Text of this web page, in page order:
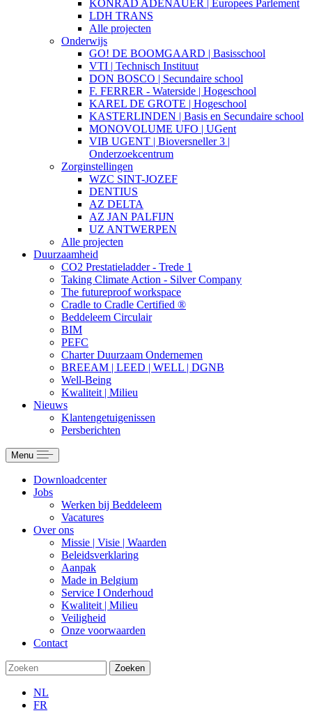
KONRAD ADENAUER | Europees Parlement
LDH TRANS
Alle projecten
Onderwijs
GO! DE BOOMGAARD | Basisschool
VTI | Technisch Instituut
DON BOSCO | Secundaire school
F. FERRER - Waterside | Hogeschool
KAREL DE GROTE | Hogeschool
KASTERLINDEN | Basis en Secundaire school
MONOVOLUME UFO | UGent
VIB UGENT | Bioversneller 3 |
Onderzoekcentrum
Zorginstellingen
WZC SINT-JOZEF
DENTIUS
AZ DELTA
AZ JAN PALFIJN
UZ ANTWERPEN
Alle projecten
Duurzaamheid
CO2 Prestatieladder - Trede 1
Taking Climate Action - Silver Company
The futureproof workspace
Cradle to Cradle Certified ®
Beddeleem Circulair
BIM
PEFC
Charter Duurzaam Ondernemen
BREEAM | LEED | WELL | DGNB
Well-Being
Kwaliteit | Milieu
Nieuws
Klantengetuigenissen
Persberichten
Menu
Downloadcenter
Jobs
Werken bij Beddeleem
Vacatures
Over ons
Missie | Visie | Waarden
Beleidsverklaring
Aanpak
Made in Belgium
Service I Onderhoud
Kwaliteit | Milieu
Veiligheid
Onze voorwaarden
Contact
Zoeken
NL
FR